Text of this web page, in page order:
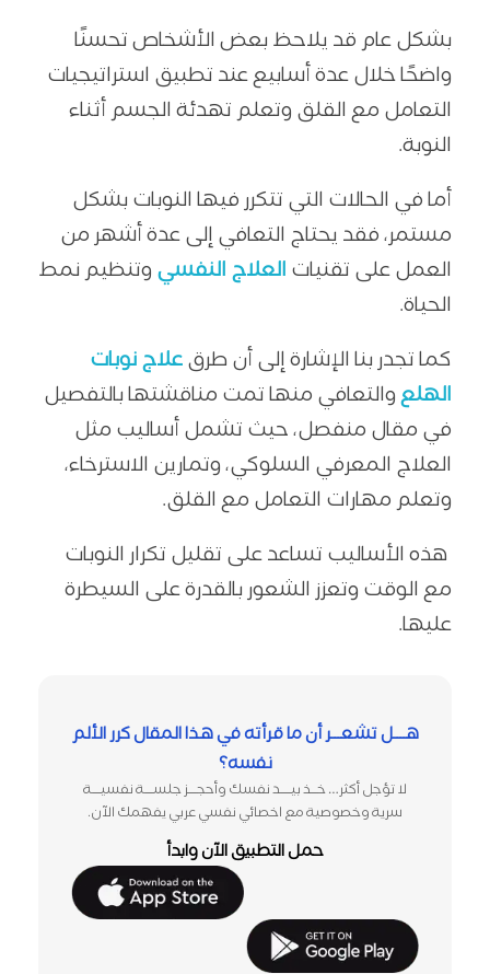
بشكل عام قد يلاحظ بعض الأشخاص تحسنًا
واضحًا خلال عدة أسابيع عند تطبيق استراتيجيات
التعامل مع القلق وتعلم تهدئة الجسم أثناء
النوبة.
أما في الحالات التي تتكرر فيها النوبات بشكل
مستمر، فقد يحتاج التعافي إلى عدة أشهر من
العمل على تقنيات
العلاج النفسي وتنظيم نمط
الحياة.
كما تجدر بنا الإشارة إلى أن طرق علاج نوبات
الهلع والتعافي منها تمت مناقشتها بالتفصيل
في مقال منفصل، حيث تشمل أساليب مثل
العلاج المعرفي السلوكي، وتمارين الاسترخاء،
وتعلم مهارات التعامل مع القلق.
هذه الأساليب تساعد على تقليل تكرار النوبات
مع الوقت وتعزز الشعور بالقدرة على السيطرة
عليها.
هــــل تشعـــر أن ما قرأته في هـذا المقال كرر الألم
نفسه؟
لا تؤجل أكثر… خـــذ بيـــــد نفسك وأحجــــز جلســــة نفسيــــة
سرية وخصوصية مع اخصائي نفسي عربي يفهمك الآن.
حمل التطبيق الآن وابدأ